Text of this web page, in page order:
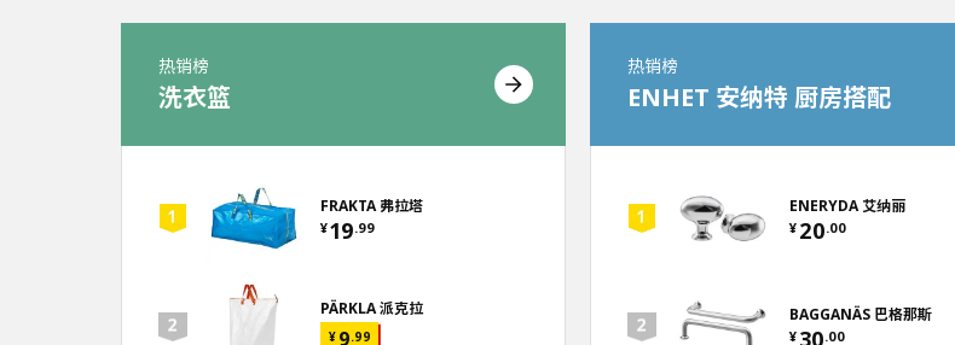
热销榜
洗衣篮
FRAKTA 弗拉塔
¥19.99
PÄRKLA 派克拉
¥ 9.99
热销榜
ENHET 安纳特 厨房搭配
ENERYDA 艾纳丽
¥ 20.00
BAGGANÄS 巴格那斯
¥ 30.00